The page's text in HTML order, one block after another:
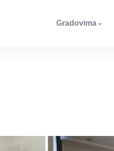
Gradovima